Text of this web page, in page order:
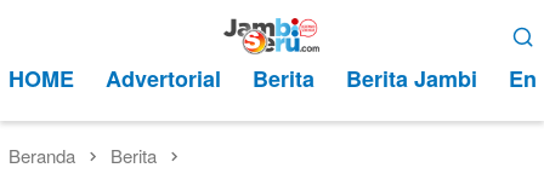
kontenMobile
HOME Advertorial Berita Berita Jambi
Beranda Berita